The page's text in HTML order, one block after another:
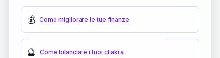
💰 Come migliorare le tue finanze
🔮 Come bilanciare i tuoi chakra